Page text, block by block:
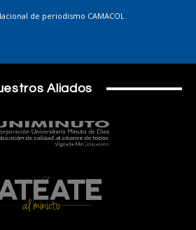
de periodismo CAMACOL
Aliados